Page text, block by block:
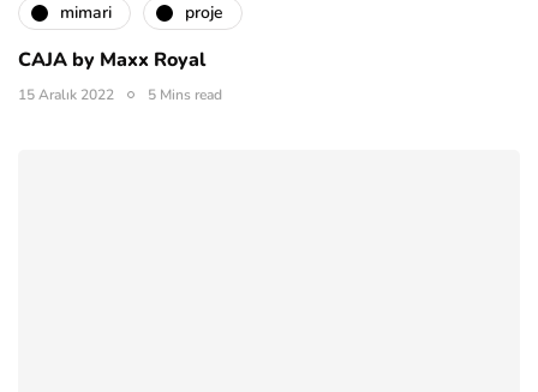
mimari proje
CAJA by Maxx Royal
15 Aralık 2022 5 Mins read